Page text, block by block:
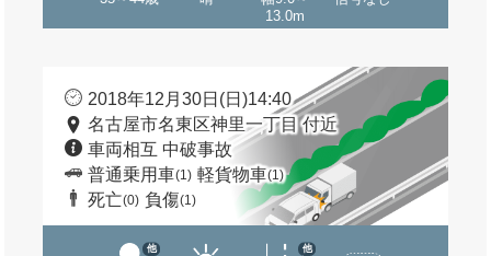
13.0m
2018年12月30日(日)14:40
名古屋市名東区神里一丁目 付近
車両相互 中破事故
普通乗用車(1) 軽貨物車(1)
死亡(0) 負傷(1)
他 他